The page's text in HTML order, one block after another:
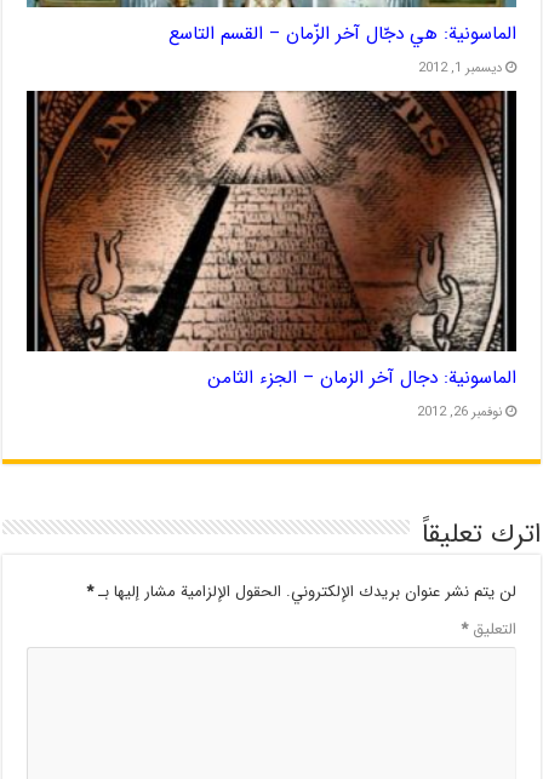
الماسونية: هي دجّال آخر الزّمان – القسم التاسع
ديسمبر 1, 2012
الماسونية: دجال آخر الزمان – الجزء الثامن
نوفمبر 26, 2012
اترك تعليقاً
لن يتم نشر عنوان بريدك الإلكتروني. الحقول الإلزامية مشار إليها بـ*
التعليق*